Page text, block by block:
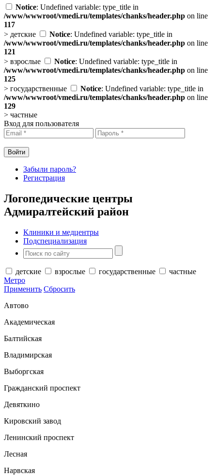
Notice: Undefined variable: type_title in
/www/wwwroot/vmedi.ru/templates/chanks/header.php on line
117
> детские Notice: Undefined variable: type_title in
/www/wwwroot/vmedi.ru/templates/chanks/header.php on line
121
> взрослые Notice: Undefined variable: type_title in
/www/wwwroot/vmedi.ru/templates/chanks/header.php on line
125
> государственные Notice: Undefined variable: type_title in
/www/wwwroot/vmedi.ru/templates/chanks/header.php on line
129
> частные
Вход для пользователя
Забыли пароль?
Регистрация
Логопедические центры
Адмиралтейский район
Клиники и медцентры
Подспециализация
детские взрослые государственные
частные
Метро
Применить Сбросить
Автово
Академическая
Балтийская
Владимирская
Выборгская
Гражданский проспект
Девяткино
Кировский завод
Ленинский проспект
Лесная
Нарвская